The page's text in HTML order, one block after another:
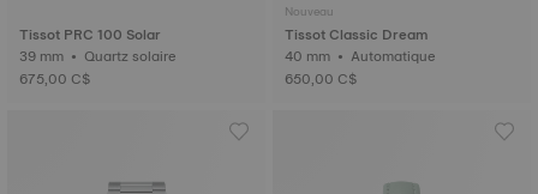
Tissot PRC 100 Solar
39 mm • Quartz solaire
675,00 C$
Nouveau
Tissot Classic Dream
40 mm • Automatique
650,00 C$